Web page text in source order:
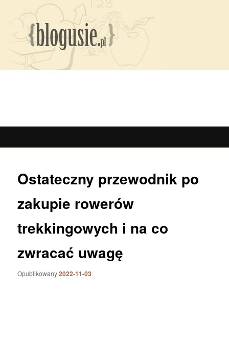
Ostateczny przewodnik po
zakupie rowerów
trekkingowych i na co
zwracać uwagę
Opublikowany2022-11-03